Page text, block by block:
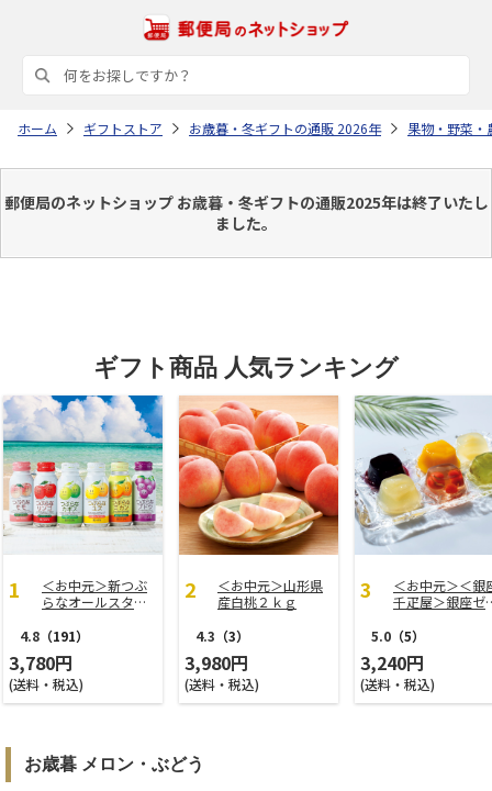
ホーム ギフトストア お歳暮・冬ギフトの通販 2026年 果物・野菜・
郵便局のネットショップ お歳暮・冬ギフトの通販2025年は終了いたし
ました。
ギフト商品 人気ランキング
＜お中元＞新つぶ
らなオールスター
4.8 （191）
3,780円
(送料・税込)
＜お中元＞山形県
産白桃２ｋｇ
4.3 （3）
3,980円
(送料・税込)
＜お中元＞＜銀
千疋屋＞銀座ゼ
5.0 （5）
3,240円
(送料・税込)
お歳暮 メロン・ぶどう